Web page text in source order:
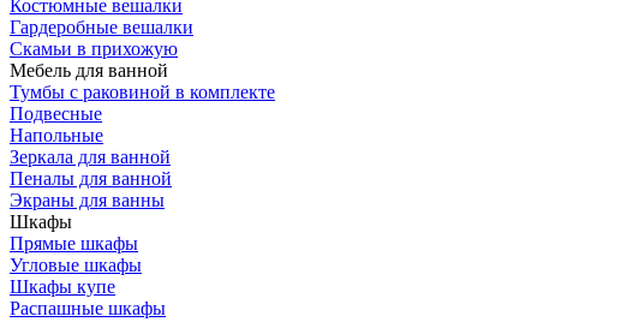
Костюмные вешалки
Гардеробные вешалки
Скамьи в прихожую
Мебель для ванной
Тумбы c раковиной в комплекте
Подвесные
Напольные
Зеркала для ванной
Пеналы для ванной
Экраны для ванны
Шкафы
Прямые шкафы
Угловые шкафы
Шкафы купе
Распашные шкафы